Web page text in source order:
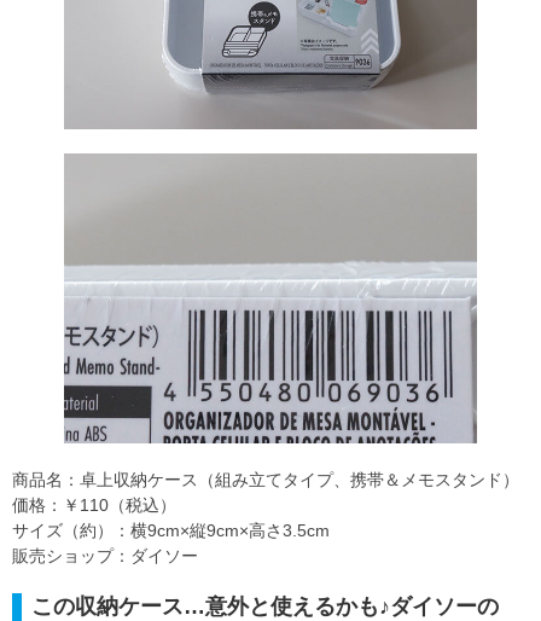
商品名：卓上収納ケース（組み立てタイプ、携帯＆メモスタンド）
価格：￥110（税込）
サイズ（約）：横9cm×縦9cm×高さ3.5cm
販売ショップ：ダイソー
この収納ケース…意外と使えるかも♪ダイソーの